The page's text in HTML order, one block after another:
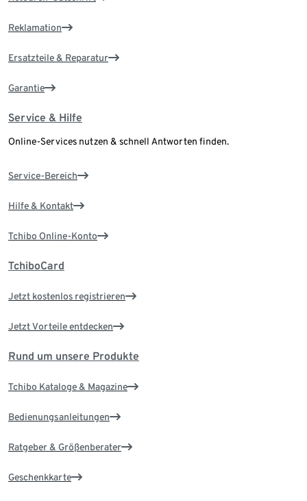
Reklamation
Ersatzteile & Reparatur
Garantie
Service & Hilfe
Online-Services nutzen & schnell Antworten finden.
Service-Bereich
Hilfe & Kontakt
Tchibo Online-Konto
TchiboCard
Jetzt kostenlos registrieren
Jetzt Vorteile entdecken
Rund um unsere Produkte
Tchibo Kataloge & Magazine
Bedienungsanleitungen
Ratgeber & Größenberater
Geschenkkarte